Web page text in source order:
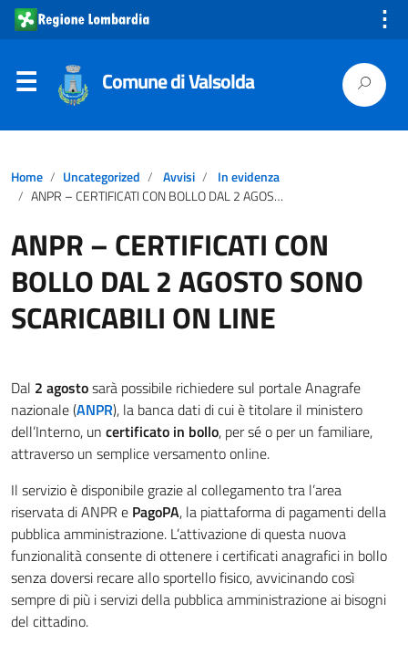
⋮
Comune di Valsolda
Home Uncategorized Avvisi
In evidenza
ANPR – CERTIFICATI CON BOLLO DAL 2 AGOSTO SONO SCARICABILI ON LINE
ANPR – CERTIFICATI CON
BOLLO DAL 2 AGOSTO SONO
SCARICABILI ON LINE
Dal 2 agostosarà possibile richiedere sul portale Anagrafe
nazionale (ANPR), la banca dati di cui è titolare il ministero
dell’Interno, un certificato in bollo, per sé o per un familiare,
attraverso un semplice versamento online.
Il servizio è disponibile grazie al collegamento tra l’area
riservata di ANPR e PagoPA, la piattaforma di pagamenti della
pubblica amministrazione. L’attivazione di questa nuova
funzionalità consente di ottenere i certificati anagrafici in bollo
senza doversi recare allo sportello fisico, avvicinando così
sempre di più i servizi della pubblica amministrazione ai bisogni
del cittadino.